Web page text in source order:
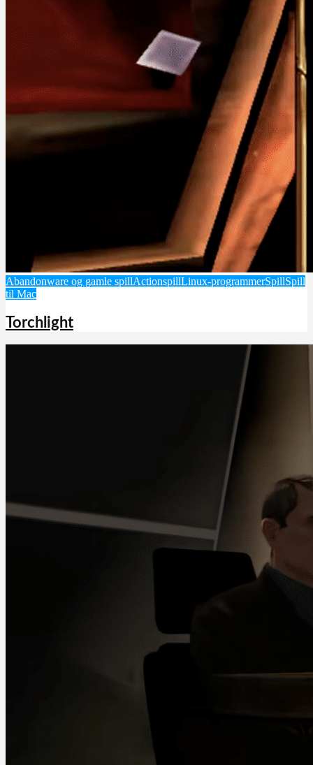
Abandonware og gamle spillActionspillLinux-programmerSpillSpill
til Mac
Torchlight